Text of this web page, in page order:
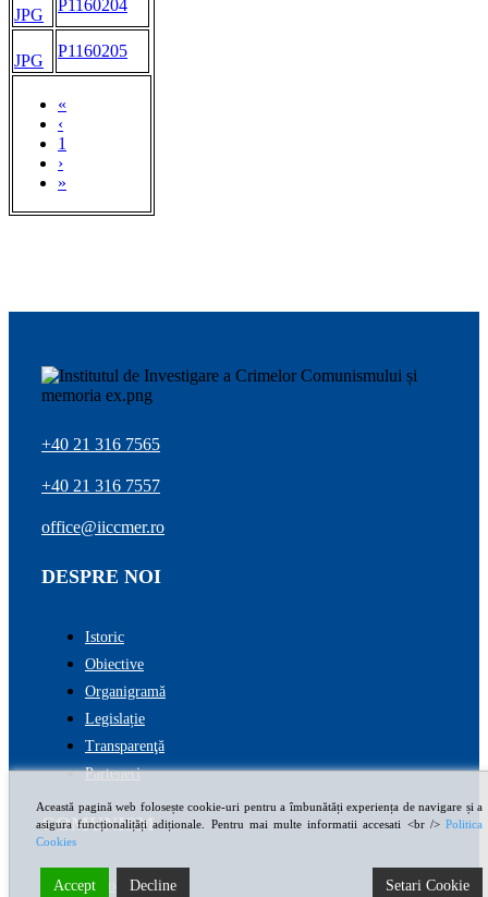
«
‹
1
›
»
JPG
P1160204
JPG
P1160205
+40 21 316 7565
+40 21 316 7557
office@iiccmer.ro
DESPRE NOI
Istoric
Obiective
Organigramă
Legislație
Transparenţă
Parteneri
COMUNISM
Introducere
Această pagină web folosește cookie-uri pentru a îmbunătăți experiența de navigare și a
asigura funcționalițăți adiționale. Pentru mai multe informatii accesati <br /> Politica
Cookies
Accept Decline Setari Cookie